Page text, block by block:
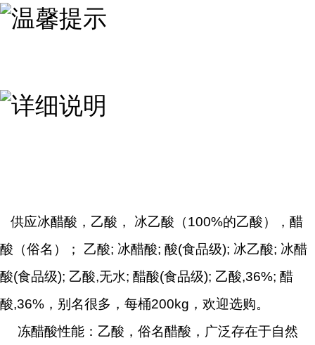
供应冰醋酸，乙酸， 冰乙酸（100%的乙酸），醋
酸（俗名）； 乙酸; 冰醋酸; 酸(食品级); 冰乙酸; 冰醋
酸(食品级); 乙酸,无水; 醋酸(食品级); 乙酸,36%; 醋
酸,36%，别名很多，每桶200kg，欢迎选购。
冻醋酸性能：乙酸，俗名醋酸，广泛存在于自然